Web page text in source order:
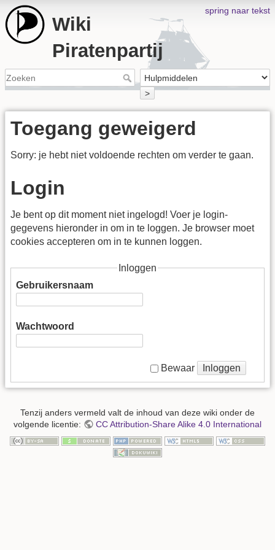
spring naar tekst
Wiki
Piratenpartij
>
Toegang geweigerd
Sorry: je hebt niet voldoende rechten om verder te gaan.
Login
Je bent op dit moment niet ingelogd! Voer je login-
gegevens hieronder in om in te loggen. Je browser moet
cookies accepteren om in te kunnen loggen.
Inloggen
Gebruikersnaam
Wachtwoord
Bewaar Inloggen
Tenzij anders vermeld valt de inhoud van deze wiki onder de
volgende licentie:
CC Attribution-Share Alike 4.0 International